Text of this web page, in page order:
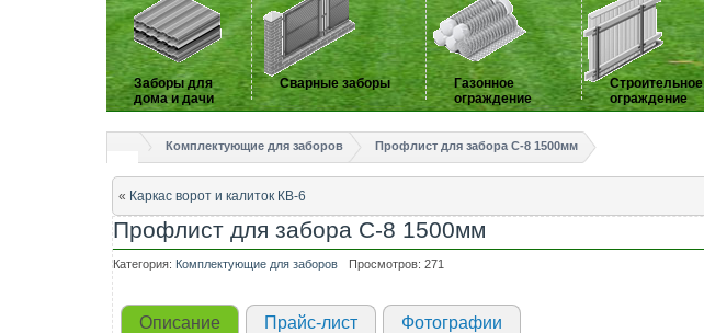
Заборы для
дома и дачи
Сварные заборы
Газонное
ограждение
Строительное
ограждение
Комплектующие для заборов Профлист для забора С-8 1500мм
« Каркас ворот и калиток КВ-6
Профлист для забора С-8 1500мм
Категория: Комплектующие для заборов Просмотров: 271
Описание Прайс-лист Фотографии